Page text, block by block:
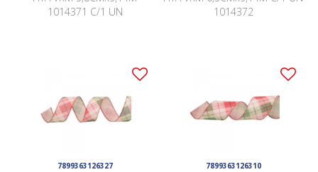
1014371 C/1 UN
1014372
7899363126327 7899363126310